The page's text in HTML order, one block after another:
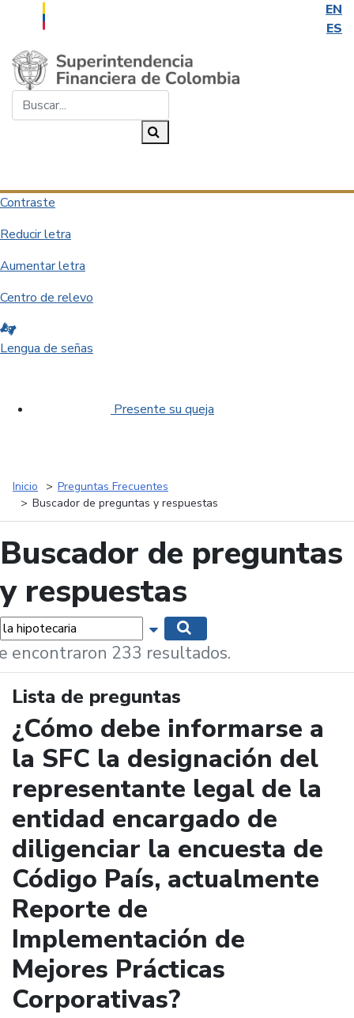
EN
ES
Saltar al contenido principal
Contraste
Reducir letra
Aumentar letra
Centro de relevo
Lengua de señas
Presente su queja
Inicio
Preguntas Frecuentes
Buscador de preguntas y respuestas
Buscador de preguntas
y respuestas
Mostrar opciones de búsqueda
encontraron 233 resultados.
Lista de preguntas
¿Cómo debe informarse a
la SFC la designación del
representante legal de la
entidad encargado de
diligenciar la encuesta de
Código País, actualmente
Reporte de
Implementación de
Mejores Prácticas
Corporativas?